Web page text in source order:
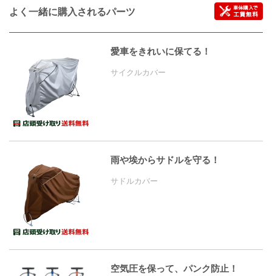
よく一緒に購入されるパーツ
愛車をきれいに保てる！
サイクルカバー
雨や埃からサドルを守る！
サドルカバー
空気圧を保って、パンク防止！